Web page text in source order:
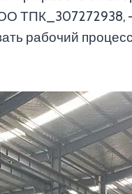
рабочий